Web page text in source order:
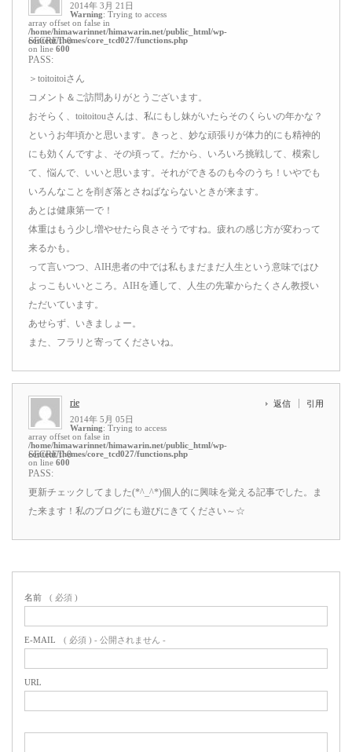
2014年 3月 21日
Warning: Trying to access
array offset on false in
/home/himawarinnet/himawarin.net/public_html/wp-
content/themes/core_tcd027/functions.php
on line 600
SECRET: 0
PASS:
＞toitoitoiさん
コメント＆ご訪問ありがとうございます。
おそらく、toitoitouさんは、私にもし妹がいたらそのくらいの年かな？
というお年頃かと思います。きっと、妙な頑張りが体力的にも精神的
にも効くんですよ、その頃って。だから、いろいろ挑戦して、模索し
て、悩んで、いいと思います。それができるのも今のうち！いやでも
いろんなことを削ぎ落とさねばならないときが来ます。
あとは健康第一で！
体重はもう少し増やせたら良さそうですね。疲れの感じ方が変わって
来るかも。
って言いつつ、AIH患者の中では私もまだまだ人生という意味ではひ
よっこもいいところ。AIHを通して、人生の先輩からたくさん教授い
ただいています。
あせらず、いきましょー。
また、フラリと寄ってくださいね。
rie
2014年 5月 05日
Warning: Trying to access
array offset on false in
/home/himawarinnet/himawarin.net/public_html/wp-
content/themes/core_tcd027/functions.php
on line 600
返信 引用
SECRET: 0
PASS:
更新チェックしてました(*^_^*)個人的に興味を覚える記事でした。ま
た来ます！私のブログにも遊びにきてください～☆
名前 ( 必須 )
E-MAIL ( 必須 ) - 公開されません -
URL